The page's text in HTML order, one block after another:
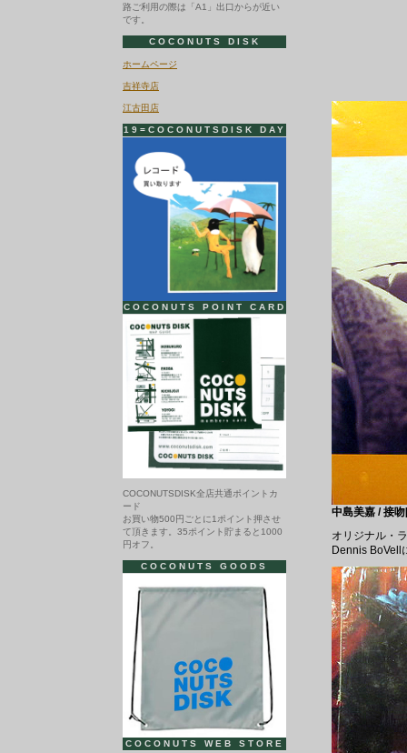
中島美嘉 / 接
オリジナル・
Dennis BoVell
路ご利用の際は「A1」出口からが近い
です。
COCONUTS DISK
ホームページ
吉祥寺店
江古田店
19=COCONUTSDISK DAY
COCONUTS POINT CARD
COCONUTSDISK全店共通ポイントカ
ード
お買い物500円ごとに1ポイント押させ
て頂きます。35ポイント貯まると1000
円オフ。
COCONUTS GOODS
COCONUTS WEB STORE